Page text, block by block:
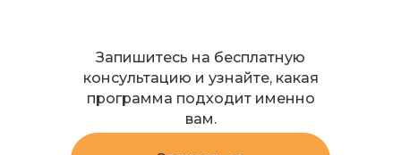
Запишитесь на бесплатную
консультацию и узнайте, какая
программа подходит именно
вам.